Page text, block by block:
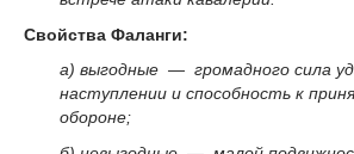
Свойства Фаланги:
а) выгодные — громадного сила
наступлении и способность к
обороне;